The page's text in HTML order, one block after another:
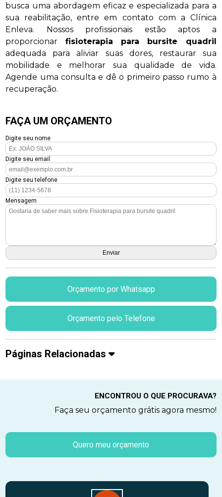
busca uma abordagem eficaz e especializada para a
sua reabilitação, entre em contato com a Clínica
Enleva. Nossos profissionais estão aptos a
proporcionar fisioterapia para bursite quadril
adequada para aliviar suas dores, restaurar sua
mobilidade e melhorar sua qualidade de vida.
Agende uma consulta e dê o primeiro passo rumo à
recuperação.
FAÇA UM ORÇAMENTO
Digite seu nome
Digite seu email
Digite seu telefone
Mensagem
Orçamento por Whatsapp
Orçamento pelo Telefone
Páginas Relacionadas
ENCONTROU O QUE PROCURAVA?
Faça seu orçamento grátis agora mesmo!
Quero meu orçamento